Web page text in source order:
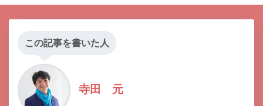
この記事を書いた人
寺田 元